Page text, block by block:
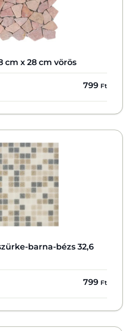
cm x 28 cm vörös
799 Ft
barna-bézs 32,6
799 Ft